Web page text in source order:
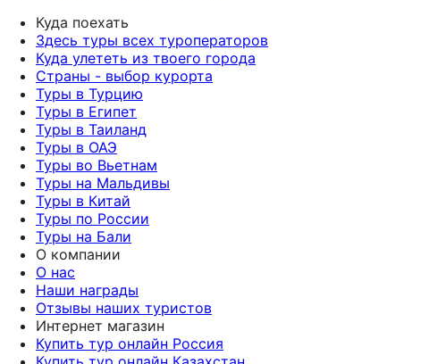
Куда поехать
Здесь туры всех туроператоров
Куда улететь из твоего города
Страны - выбор курорта
Туры в Турцию
Туры в Египет
Туры в Таиланд
Туры в ОАЭ
Туры во Вьетнам
Туры на Мальдивы
Туры в Китай
Туры по России
Туры на Бали
О компании
О нас
Наши награды
Отзывы наших туристов
Интернет магазин
Купить тур онлайн Россия